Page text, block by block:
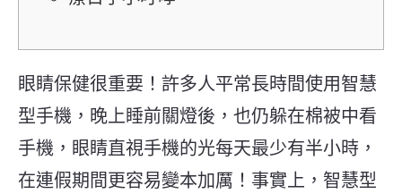
眼睛保健很重要！ 許多人平常長時間使用智慧
型手機，晚上睡前關燈後，也仍躲在棉被中看
手機，眼睛直視手機的光每天最少有半小時，
在連假期間更容易變本加厲！事實上，智慧型